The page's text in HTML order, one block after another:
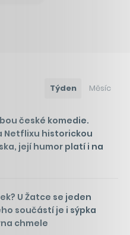
Týden Měsíc
české komedie.
Netflixu historickou
její humor platí i na
U Žatce se jeden
součástí je i sýpka
chmele